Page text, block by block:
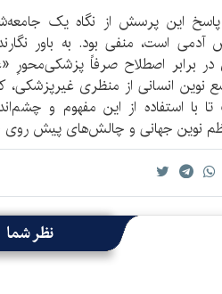
پاسخ این پرسش از نگاه یک
آدمی است، منفی بود. به باور
در برابر اصطلاح صرفاً پزشکی‌محورِ
نوین انسانی از منظری
با استفاده از این مفهوم و
نوین جهانی و چالش‌های پیش روی
نظر شما